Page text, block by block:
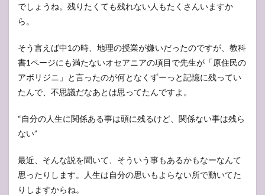
でしょうね。残りたくても残れない人もたくさんいますか
ら。
そう言えば中1の時、地理の授業が嫌いだったのですが、教科
書1ページにも満たないオセアニアの項目で先生が「原住民の
アボリジニ」と言ったのが何となくずーっと記憶に残ってい
たんで、不思議だなあとは思ってたんですよ。
“自分の人生に関係ある事は頭に残るけど、関係ない事は残ら
ない”
最近、そんな説を聞いて、そういう事もあるかもなーなんて
思ったりします。人生は自分の思いもよらない所で動いてた
りしますからね。